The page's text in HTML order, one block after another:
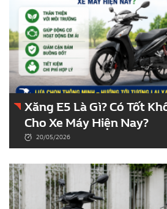
Xăng E5 Là Gì? Có Tốt
Cho Xe Máy Hiện Nay?
20/05/2026